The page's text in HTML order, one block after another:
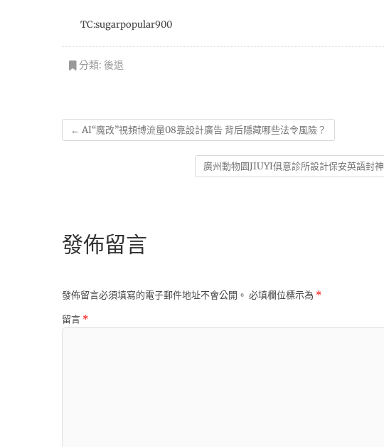
TC:sugarpopular900
分類: 後退
← AI“魔改”視頻博流量08靠設計廣告 背后隱藏哪些法令風險？
廣州動物園JIUYI俱意診所設計保安英語封
發佈留言
發佈留言必須填寫的電子郵件地址不會公開。 必填欄位標示為 *
留言 *